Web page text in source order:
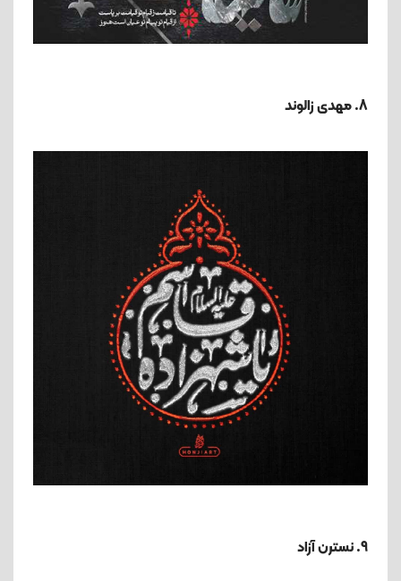
8. مهدی زالوند
9. نسترن آزاد